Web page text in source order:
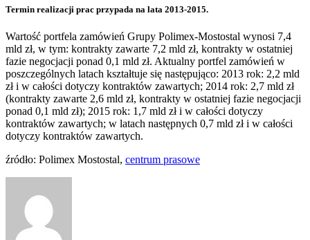
Termin realizacji prac przypada na lata 2013-2015.
Wartość portfela zamówień Grupy Polimex-Mostostal wynosi 7,4
mld zł, w tym: kontrakty zawarte 7,2 mld zł, kontrakty w ostatniej
fazie negocjacji ponad 0,1 mld zł. Aktualny portfel zamówień w
poszczególnych latach kształtuje się następująco: 2013 rok: 2,2 mld
zł i w całości dotyczy kontraktów zawartych; 2014 rok: 2,7 mld zł
(kontrakty zawarte 2,6 mld zł, kontrakty w ostatniej fazie negocjacji
ponad 0,1 mld zł); 2015 rok: 1,7 mld zł i w całości dotyczy
kontraktów zawartych; w latach następnych 0,7 mld zł i w całości
dotyczy kontraktów zawartych.
źródło: Polimex Mostostal, centrum prasowe